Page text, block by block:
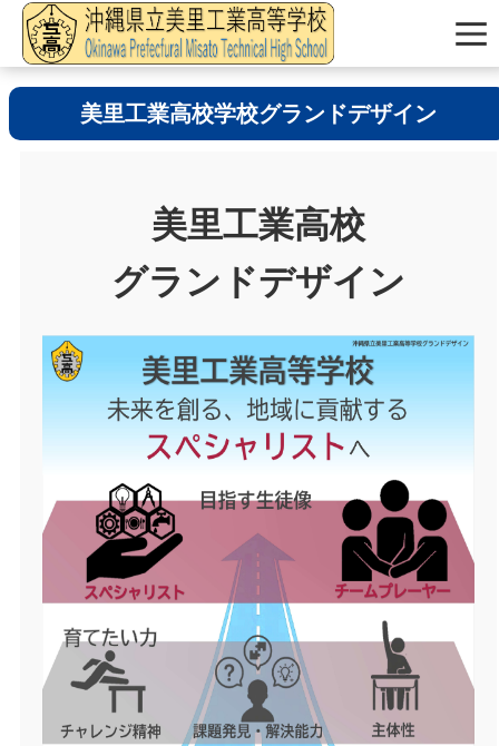
美里工業高校学校グランドデザイン
美里工業高校
グランドデザイン